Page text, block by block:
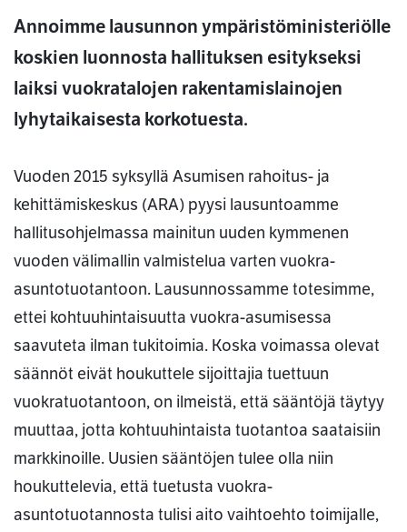
Annoimme lausunnon ympäristöministeriölle
koskien luonnosta hallituksen esitykseksi
laiksi vuokratalojen rakentamislainojen
lyhytaikaisesta korkotuesta.
Vuoden 2015 syksyllä Asumisen rahoitus- ja
kehittämiskeskus (ARA) pyysi lausuntoamme
hallitusohjelmassa mainitun uuden kymmenen
vuoden välimallin valmistelua varten vuokra-
asuntotuotantoon. Lausunnossamme totesimme,
ettei kohtuuhintaisuutta vuokra-asumisessa
saavuteta ilman tukitoimia. Koska voimassa olevat
säännöt eivät houkuttele sijoittajia tuettuun
vuokratuotantoon, on ilmeistä, että sääntöjä täytyy
muuttaa, jotta kohtuuhintaista tuotantoa saataisiin
markkinoille. Uusien sääntöjen tulee olla niin
houkuttelevia, että tuetusta vuokra-
asuntotuotannosta tulisi aito vaihtoehto toimijalle,